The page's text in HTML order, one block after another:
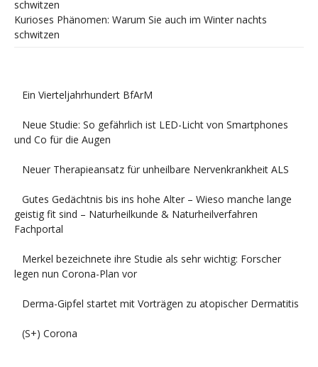
Kurioses Phänomen: Warum Sie auch im Winter nachts
schwitzen
Ein Vierteljahrhundert BfArM
Neue Studie: So gefährlich ist LED-Licht von Smartphones
und Co für die Augen
Neuer Therapieansatz für unheilbare Nervenkrankheit ALS
Gutes Gedächtnis bis ins hohe Alter – Wieso manche lange
geistig fit sind – Naturheilkunde & Naturheilverfahren
Fachportal
Merkel bezeichnete ihre Studie als sehr wichtig: Forscher
legen nun Corona-Plan vor
Derma-Gipfel startet mit Vorträgen zu atopischer Dermatitis
(S+) Corona